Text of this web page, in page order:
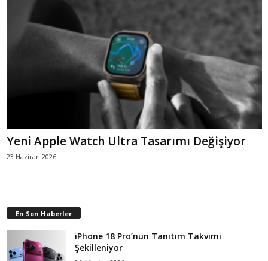
Yeni Apple Watch Ultra Tasarımı Değişiyor
23 Haziran 2026
En Son Haberler
iPhone 18 Pro’nun Tanıtım Takvimi
Şekilleniyor